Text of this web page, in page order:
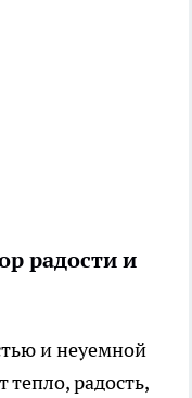
радости и
и неуемной
радость,